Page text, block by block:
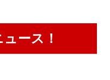
ース！